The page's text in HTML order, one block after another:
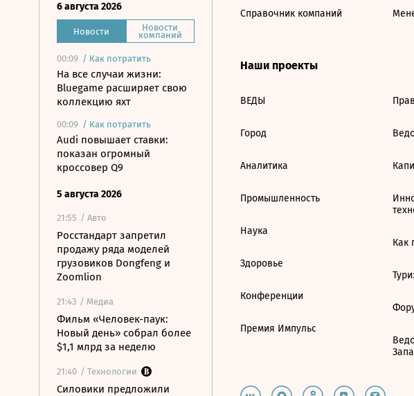
6 августа 2026
Новости Новости
компаний
00:09 / Как потратить
На все случаи жизни:
Bluegame расширяет свою
коллекцию яхт
00:09 / Как потратить
Audi повышает ставки:
показан огромный
кроссовер Q9
5 августа 2026
21:55 / Авто
Росстандарт запретил
продажу ряда моделей
грузовиков Dongfeng и
Zoomlion
21:43 / Медиа
Фильм «Человек-паук:
Новый день» собрал более
$1,1 млрд за неделю
21:40 / Технологии
Силовики предложили
Справочник компаний
Наши проекты
ВЕДЫ
Город
Аналитика
Промышленность
Наука
Здоровье
Конференции
Премия Импульс
Как